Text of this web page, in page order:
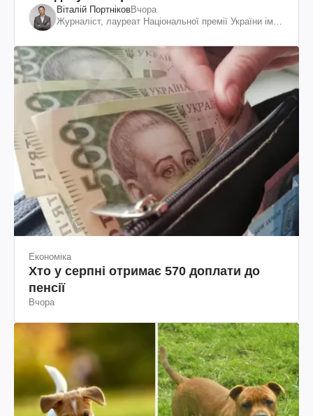
Віталій ПортніковВчора
Журналіст, лауреат Національної премії України ім.
Економіка
Хто у серпні отримає 570 доплати до
пенсії
Вчора